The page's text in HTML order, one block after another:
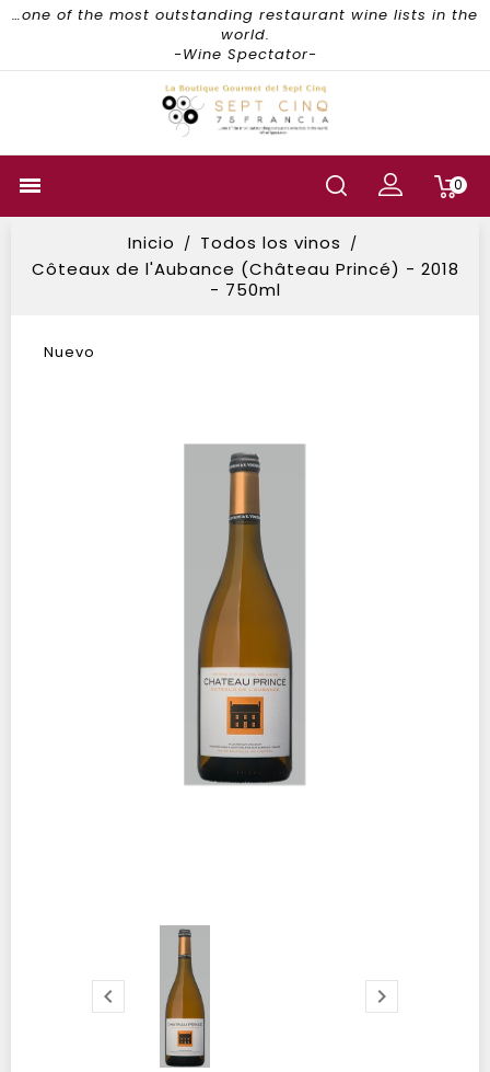
…one of the most outstanding restaurant wine lists in the
world.
-Wine Spectator-
 0
Inicio
Todos los vinos
Côteaux de l'Aubance (Château Princé) - 2018
- 750ml
Nuevo
 